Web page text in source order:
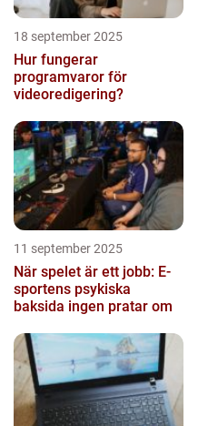
18 september 2025
Hur fungerar
programvaror för
videoredigering?
11 september 2025
När spelet är ett jobb: E-
sportens psykiska
baksida ingen pratar om